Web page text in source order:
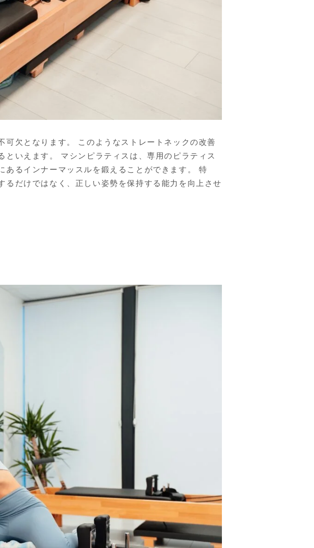
可欠となります。 このようなストレートネックの改善
いえます。 マシンピラティスは、専用のピラティス
あるインナーマッスルを鍛えることができます。 特
だけではなく、正しい姿勢を保持する能力を向上させ